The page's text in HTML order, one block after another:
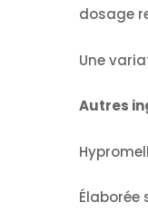
dosage
Une
Autres